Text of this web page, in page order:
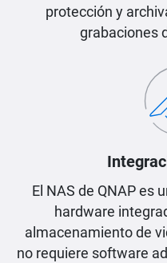
protección y
grabaciones
El NAS de QNAP es
hardware
almacenamiento de
no requiere software